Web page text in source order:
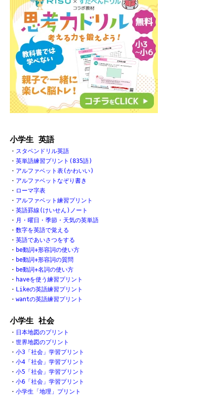
小学生 英語
・ スタペンドリル英語
・ 英単語練習プリント(835語)
・ アルファベット表(かわいい)
・ アルファベットなぞり書き
・ ローマ字表
・ アルファベット練習プリント
・ 英語罫線(けいせん)ノート
・ 月・曜日・季節・天気の英単語
・ 数字を英語で覚える
・ 英語であいさつをする
・ be動詞+形容詞の使い方
・ be動詞+形容詞の質問
・ be動詞+名詞の使い方
・ haveを使う練習プリント
・ Likeの英語練習プリント
・ wantの英語練習プリント
小学生 社会
・ 日本地図のプリント
・ 世界地図のプリント
・ 小3「社会」学習プリント
・ 小4「社会」学習プリント
・ 小5「社会」学習プリント
・ 小6「社会」学習プリント
・ 小学生「地理」プリント